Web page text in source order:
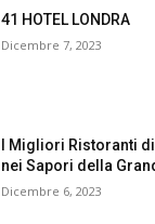
41 HOTEL LONDRA
Dicembre 7, 2023
I Migliori Ristoranti
nei Sapori della
Dicembre 6, 2023